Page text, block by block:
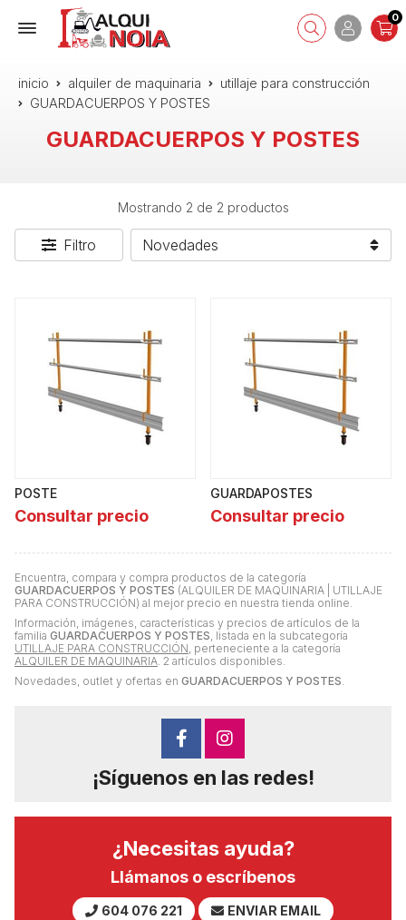
0
inicio alquiler de maquinaria
utillaje para construcción
GUARDACUERPOS Y POSTES
GUARDACUERPOS Y POSTES
Encuentra, compara y compra productos de la categoría
GUARDACUERPOS Y POSTES (ALQUILER DE MAQUINARIA | UTILLAJE
PARA CONSTRUCCIÓN) al mejor precio en nuestra tienda online.
Información, imágenes, características y precios de artículos de la
familia GUARDACUERPOS Y POSTES, listada en la subcategoría
UTILLAJE PARA CONSTRUCCIÓN, perteneciente a la categoría
ALQUILER DE MAQUINARIA. 2 artículos disponibles.
Novedades, outlet y ofertas en GUARDACUERPOS Y POSTES.
Mostrando 2 de 2 productos
Filtro
POSTE
Consultar precio
GUARDAPOSTES
Consultar precio
¡Síguenos en las redes!
¿Necesitas ayuda?
Llámanos o escríbenos
604 076 221
ENVIAR EMAIL